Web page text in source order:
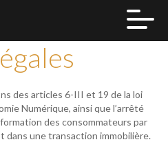
des articles 6-III et 19 de la loi
Numérique, ainsi que l’arrêté
des consommateurs par
une transaction immobilière.